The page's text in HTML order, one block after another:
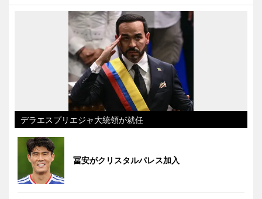
デラエスプリエジャ大統領が就任
冨安がクリスタルパレス加入